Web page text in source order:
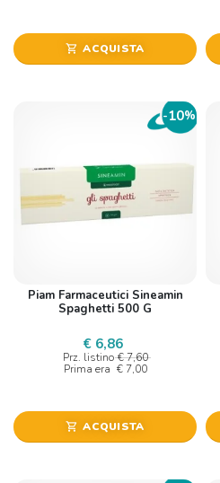
shopping_cart ACQUISTA
-10%
Piam Farmaceutici Sineamin
Spaghetti 500 G
€ 6,86
Prz. listino € 7,60
Prima era € 7,00
shopping_cart ACQUISTA